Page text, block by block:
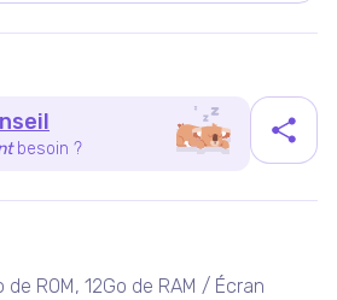
besoin ?
produit
de ROM, 12Go de RAM / Écran